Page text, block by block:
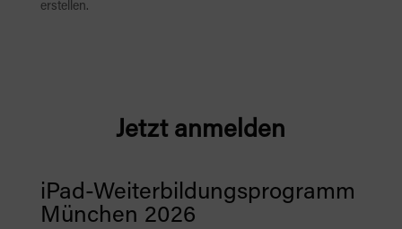
erstellen.
Jetzt anmelden
iPad-Weiterbildungsprogramm
München 2026